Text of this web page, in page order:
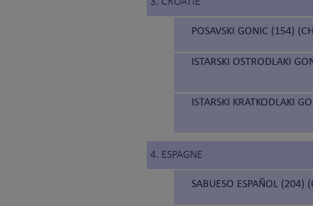
POSAVSKI GONIC (154)
ISTARSKI OSTRODLAKI
ISTARSKI KRATKODLAKI
4. ESPAGNE
SABUESO ESPAÑOL (204)